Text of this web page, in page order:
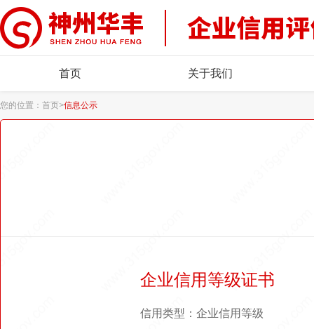
首页 关于我们
您的位置： 首页>信息公示
企业信用等级证书
信用类型：企业信用等级